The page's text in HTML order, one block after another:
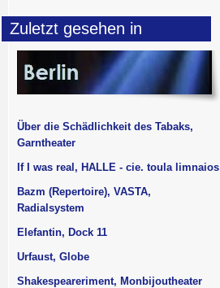
Zuletzt gesehen in
Über die Schädlichkeit des Tabaks,
Garntheater
If I was real, HALLE - cie. toula limnaios
Bazm (Repertoire), VASTA,
Radialsystem
Elefantin, Dock 11
Urfaust, Globe
Shakespeareriment, Monbijoutheater